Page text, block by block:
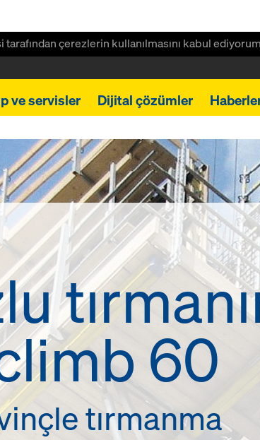
çerezlerin kullanılmasını kabul
ve servisler Dijital çözümler
60
tırmanma